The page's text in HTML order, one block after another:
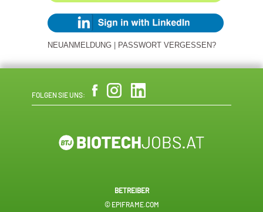
NEUANMELDUNG PASSWORT VERGESSEN?
FOLGEN SIE UNS:
BETREIBER
© EPIFRAME.COM